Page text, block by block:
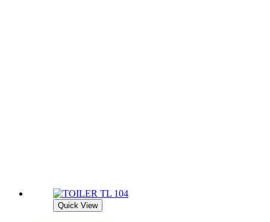
Quick View